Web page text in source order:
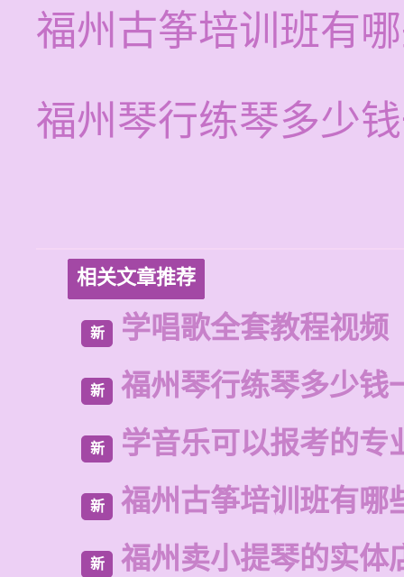
福州古筝培训班有
福州琴行练琴多少
相关文章推荐
新 学唱歌全套教程视频
新 福州琴行练琴多少钱
新 学音乐可以报考的专
新 福州古筝培训班有哪
新 福州卖小提琴的实体